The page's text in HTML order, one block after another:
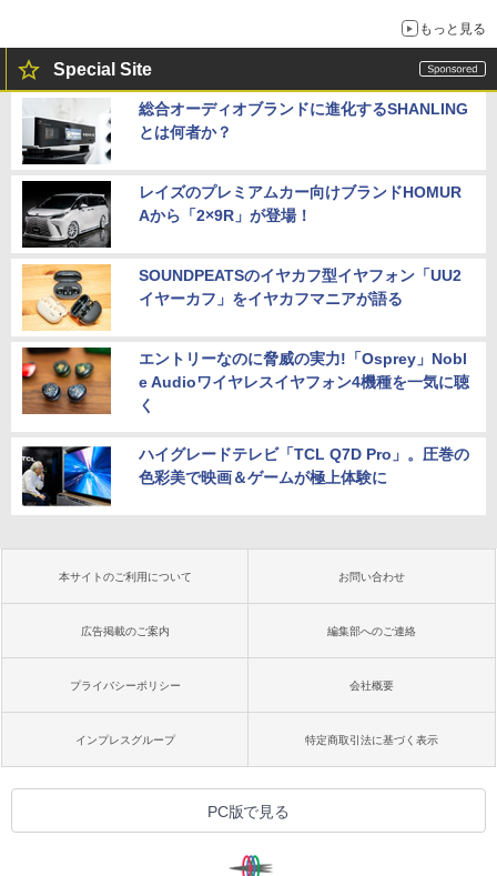
もっと見る
Special Site
総合オーディオブランドに進化するSHANLING
とは何者か？
レイズのプレミアムカー向けブランドHOMUR
Aから「2×9R」が登場！
SOUNDPEATSのイヤカフ型イヤフォン「UU2
イヤーカフ」をイヤカフマニアが語る
エントリーなのに脅威の実力!「Osprey」Nobl
e Audioワイヤレスイヤフォン4機種を一気に聴
く
ハイグレードテレビ「TCL Q7D Pro」。圧巻の
色彩美で映画＆ゲームが極上体験に
本サイトのご利用について お問い合わせ
広告掲載のご案内 編集部へのご連絡
プライバシーポリシー 会社概要
インプレスグループ 特定商取引法に基づく表示
PC版で見る